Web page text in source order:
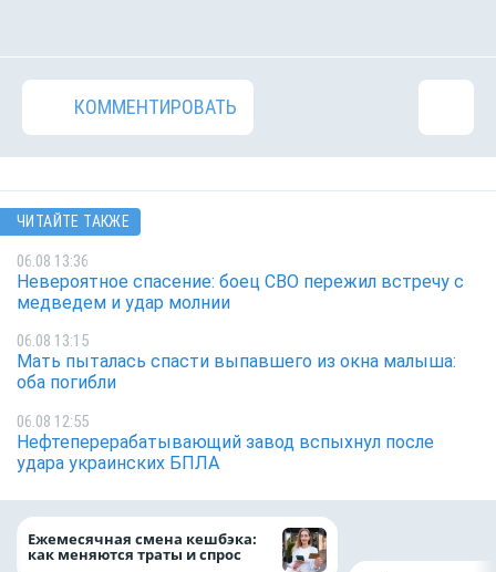
КОММЕНТИРОВАТЬ
ЧИТАЙТЕ ТАКЖЕ
06.08 13:36
Невероятное спасение: боец СВО пережил встречу с
медведем и удар молнии
06.08 13:15
Мать пыталась спасти выпавшего из окна малыша:
оба погибли
06.08 12:55
Нефтеперерабатывающий завод вспыхнул после
удара украинских БПЛА
Ежемесячная смена кешбэка:
как меняются траты и спрос